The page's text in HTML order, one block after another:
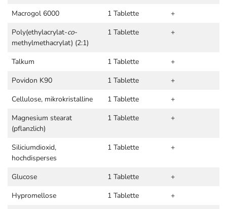
Macrogol 6000
1 Tablette
+
Poly(ethylacrylat-co-
methylmethacrylat) (2:1)
1 Tablette +
Talkum 1 Tablette
+
Povidon K90
1 Tablette
+
Cellulose, mikrokristalline
1 Tablette
+
Magnesium stearat
(pflanzlich)
1 Tablette +
Siliciumdioxid,
hochdisperses
1 Tablette +
Glucose 1 Tablette
+
Hypromellose
1 Tablette
+